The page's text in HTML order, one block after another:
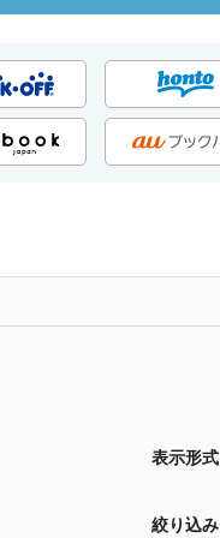
表示形式
絞り込み